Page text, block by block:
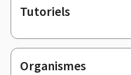
Tutoriels
Organismes